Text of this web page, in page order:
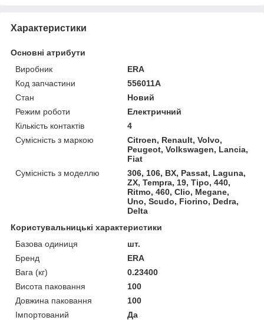
Характеристики
Основні атрибути
Виробник
ERA
Код запчастини
556011A
Стан
Новий
Режим роботи
Електричний
Кількість контактів
4
Сумісність з маркою
Citroen, Renault, Volvo,
Peugeot, Volkswagen, Lancia,
Fiat
Сумісність з моделлю
306, 106, BX, Passat, Laguna,
ZX, Tempra, 19, Tipo, 440,
Ritmo, 460, Clio, Megane,
Uno, Scudo, Fiorino, Dedra,
Delta
Користувальницькі характеристики
Базова одиниця
шт.
Бренд
ERA
Вага (кг)
0.23400
Висота паковання
100
Довжина паковання
100
Імпортований
Да